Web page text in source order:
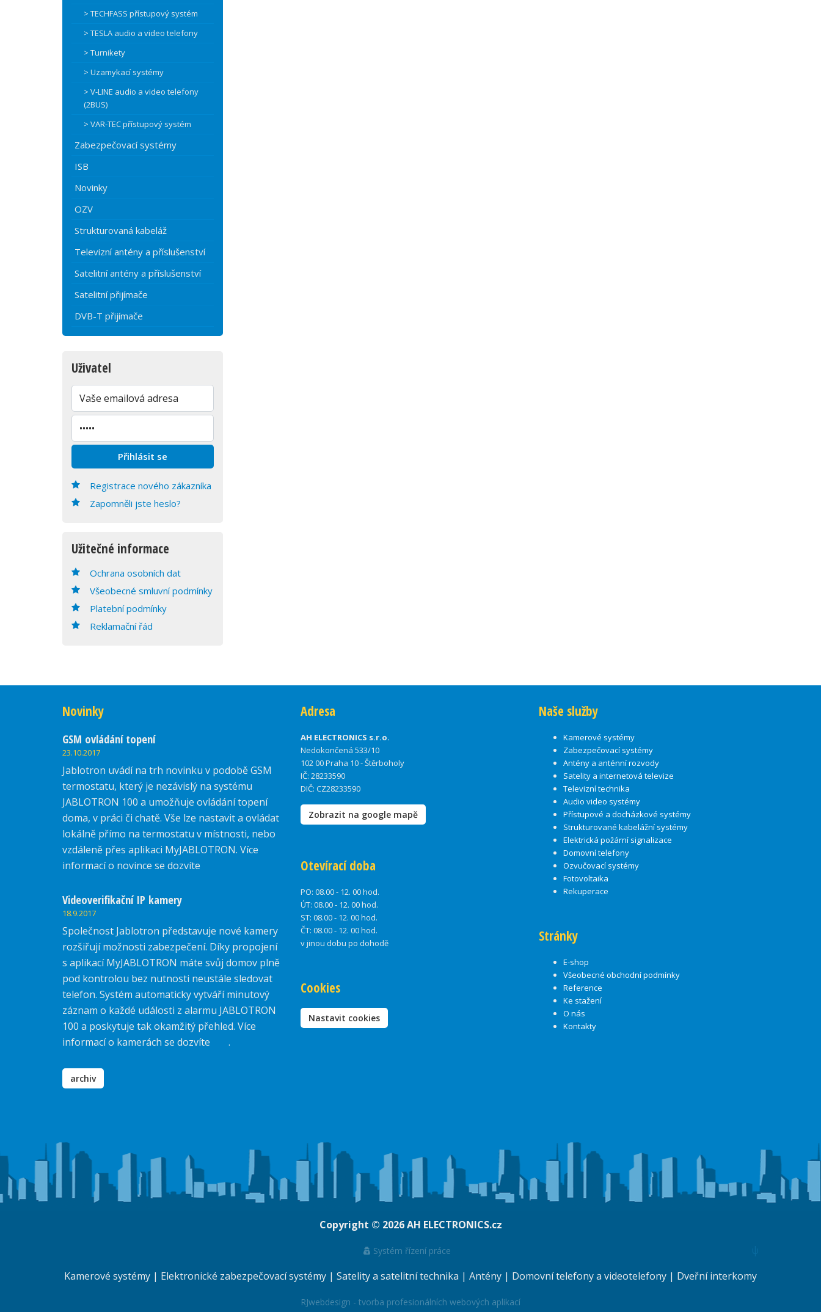
> TECHFASS přístupový systém
> TESLA audio a video telefony
> Turnikety
> Uzamykací systémy
> V-LINE audio a video telefony
(2BUS)
> VAR-TEC přístupový systém
Zabezpečovací systémy
ISB
Novinky
OZV
Strukturovaná kabeláž
Televizní antény a příslušenství
Satelitní antény a příslušenství
Satelitní přijímače
DVB-T přijímače
Uživatel
Registrace nového zákazníka
Zapomněli jste heslo?
Užitečné informace
Ochrana osobních dat
Všeobecné smluvní podmínky
Platební podmínky
Reklamační řád
Novinky
GSM ovládání topení
23.10.2017
Jablotron uvádí na trh novinku v podobě GSM
termostatu, který je nezávislý na systému
JABLOTRON 100 a umožňuje ovládání topení
doma, v práci či chatě. Vše lze nastavit a ovládat
lokálně přímo na termostatu v místnosti, nebo
vzdáleně přes aplikaci MyJABLOTRON. Více
informací o novince se dozvíte
Videoverifikační IP kamery
18.9.2017
Společnost Jablotron představuje nové kamery
rozšiřují možnosti zabezpečení. Díky propojení
s aplikací MyJABLOTRON máte svůj domov plně
pod kontrolou bez nutnosti neustále sledovat
telefon. Systém automaticky vytváří minutový
záznam o každé události z alarmu JABLOTRON
100 a poskytuje tak okamžitý přehled. Více
informací o kamerách se dozvíte
.
archiv
Adresa
AH ELECTRONICS s.r.o.
Nedokončená 533/10
102 00 Praha 10 - Štěrboholy
IČ: 28233590
DIČ: CZ28233590
Zobrazit na google mapě
Otevírací doba
PO: 08.00 - 12. 00 hod.
ÚT: 08.00 - 12. 00 hod.
ST: 08.00 - 12. 00 hod.
ČT: 08.00 - 12. 00 hod.
v jinou dobu po dohodě
Cookies
Nastavit cookies
Naše služby
Kamerové systémy
Zabezpečovací systémy
Antény a anténní rozvody
Satelity a internetová televize
Televizní technika
Audio video systémy
Přístupové a docházkové systémy
Strukturované kabelážní systémy
Elektrická požární signalizace
Domovní telefony
Ozvučovací systémy
Fotovoltaika
Rekuperace
Stránky
E-shop
Všeobecné obchodní podmínky
Reference
Ke stažení
O nás
Kontakty
Copyright © 2026AH ELECTRONICS.cz
Systém řízení práce
Kamerové systémy | Elektronické zabezpečovací systémy | Satelity a satelitní technika | Antény | Domovní telefony a videotelefony | Dveřní interkomy
RJwebdesign - tvorba profesionálních webových aplikací